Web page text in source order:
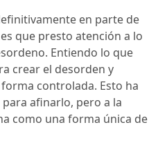
en parte de
que presto atención a lo
Entiendo lo que
crear el desorden y
controlada. Esto ha
afinarlo, pero a la
como una forma única de